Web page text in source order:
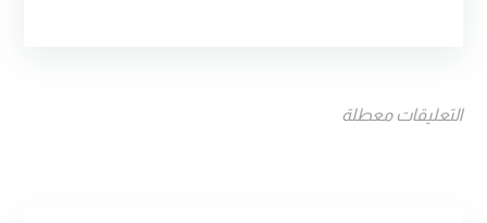
التعليقات معطلة